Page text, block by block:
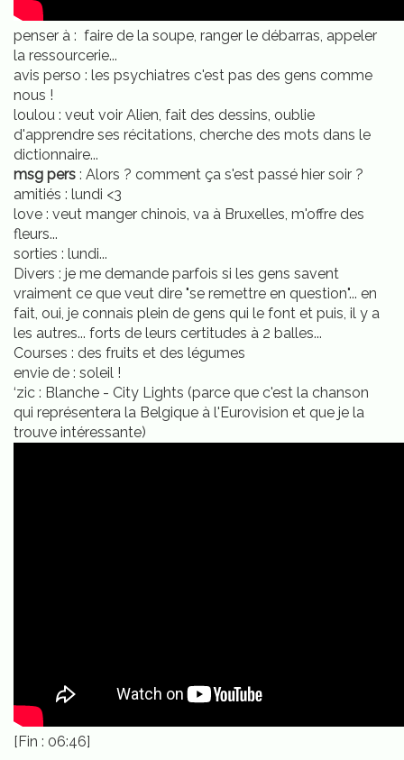
penser à : faire de la soupe, ranger le débarras, appeler
la ressourcerie...
avis perso : les psychiatres c'est pas des gens comme
nous !
loulou : veut voir Alien, fait des dessins, oublie
d'apprendre ses récitations, cherche des mots dans le
dictionnaire...
msg pers : Alors ? comment ça s'est passé hier soir ?
amitiés : lundi <3
love : veut manger chinois, va à Bruxelles, m'offre des
fleurs...
sorties : lundi...
Divers : je me demande parfois si les gens savent
vraiment ce que veut dire "se remettre en question"... en
fait, oui, je connais plein de gens qui le font et puis, il y a
les autres... forts de leurs certitudes à 2 balles...
Courses : des fruits et des légumes
envie de : soleil !
‘zic : Blanche - City Lights (parce que c'est la chanson
qui représentera la Belgique à l'Eurovision et que je la
trouve intéressante)
[Fin : 06:46]